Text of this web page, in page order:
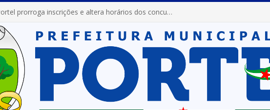
Prefeitura de Portel prorroga inscrições e altera horários dos concursos “Musa” e “Miss Mix Verão 2026”